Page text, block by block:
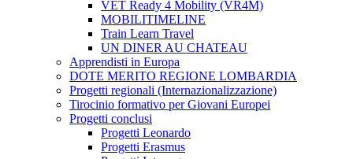
VET Ready 4 Mobility (VR4M)
MOBILITIMELINE
Train Learn Travel
UN DINER AU CHATEAU
Apprendisti in Europa
DOTE MERITO REGIONE LOMBARDIA
Progetti regionali (Internazionalizzazione)
Tirocinio formativo per Giovani Europei
Progetti conclusi
Progetti Leonardo
Progetti Erasmus